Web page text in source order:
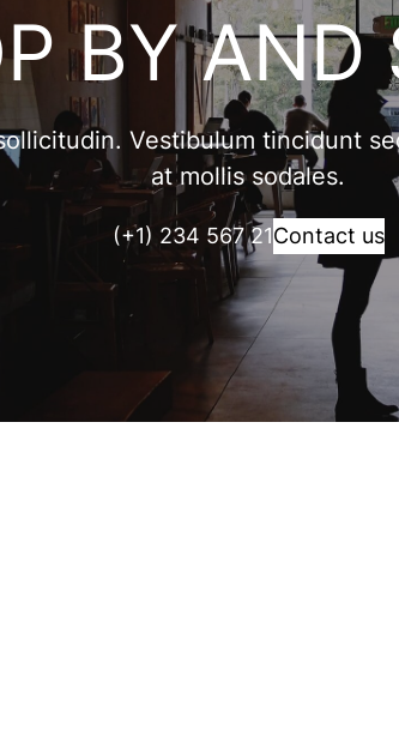
BY AND
Vestibulum tincidunt
at mollis sodales.
(+1) 234 567 21Contact us